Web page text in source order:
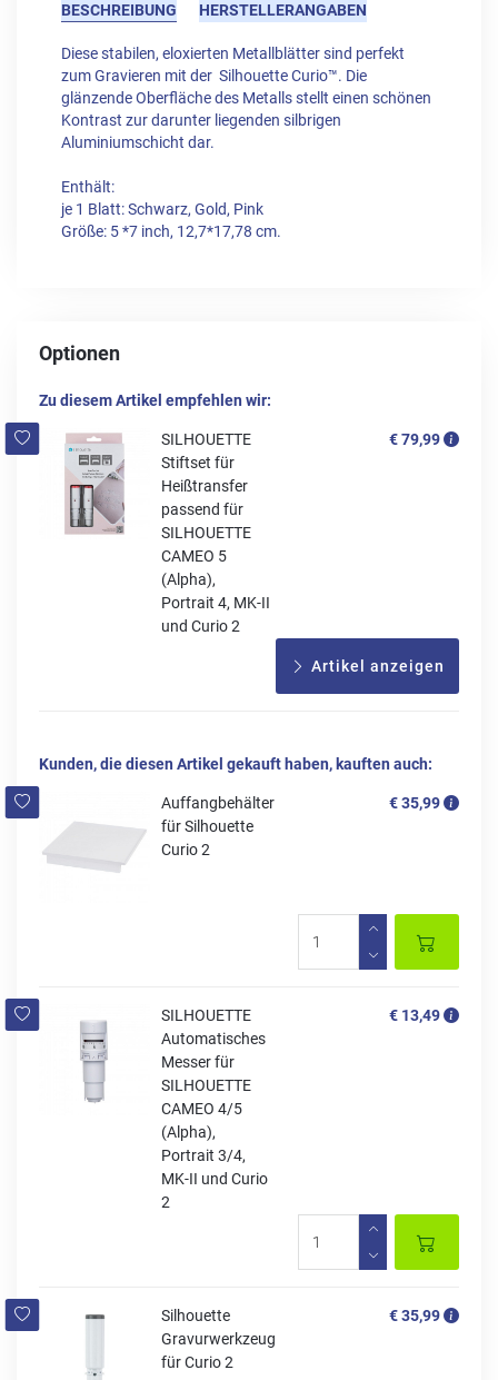
BESCHREIBUNG HERSTELLERANGABEN
Diese stabilen, eloxierten Metallblätter sind perfekt
zum Gravieren mit der Silhouette Curio™. Die
glänzende Oberfläche des Metalls stellt einen schönen
Kontrast zur darunter liegenden silbrigen
Aluminiumschicht dar.
Enthält:
je 1 Blatt: Schwarz, Gold, Pink
Größe: 5 *7 inch, 12,7*17,78 cm.
Optionen
Zu diesem Artikel empfehlen wir:
SILHOUETTE
Stiftset für
Heißtransfer
passend für
SILHOUETTE
CAMEO 5
(Alpha),
Portrait 4, MK-II
und Curio 2
€ 79,99
Artikel anzeigen
Kunden, die diesen Artikel gekauft haben, kauften auch:
Auffangbehälter
für Silhouette
Curio 2
€ 35,99
SILHOUETTE
Automatisches
Messer für
SILHOUETTE
CAMEO 4/5
(Alpha),
Portrait 3/4,
MK-II und Curio
2
€ 13,49
Silhouette
Gravurwerkzeug
für Curio 2
€ 35,99